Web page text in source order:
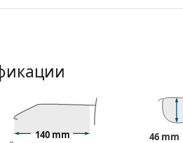
на светлината, без
градиентни лещи , с
Най-тъмният оттенък в
а по-светлият оттенък в
140 mm 46 mm